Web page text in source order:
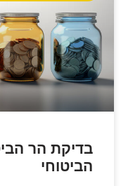
בדיקת הר
הביטוחי